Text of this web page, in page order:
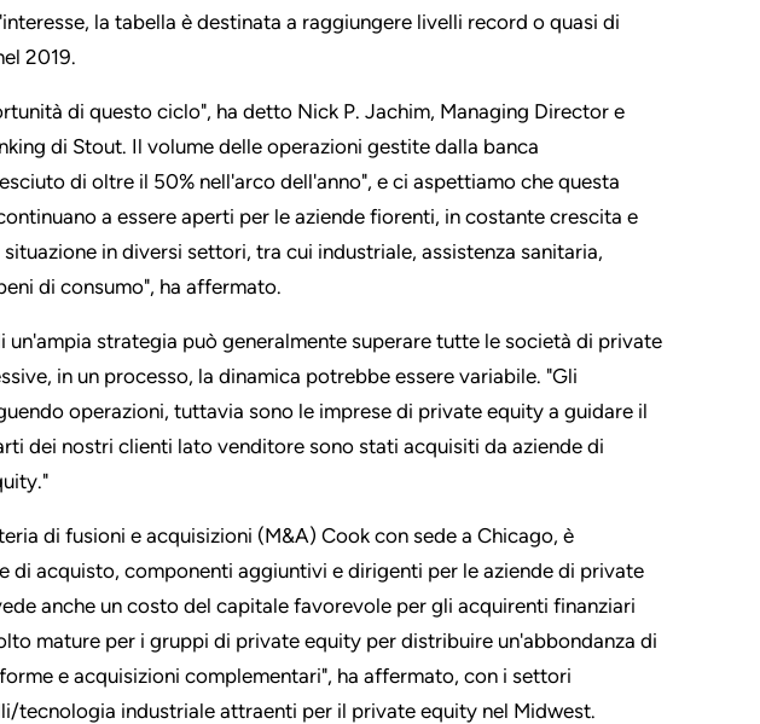
la tabella è destinata a raggiungere livelli record o quasi di
2019.
di questo ciclo", ha detto Nick P. Jachim, Managing Director e
di Stout. Il volume delle operazioni gestite dalla banca
di oltre il 50% nell'arco dell'anno", e ci aspettiamo che questa
a essere aperti per le aziende fiorenti, in costante crescita e
in diversi settori, tra cui industriale, assistenza sanitaria,
di consumo", ha affermato.
un'ampia strategia può generalmente superare tutte le società di private
in un processo, la dinamica potrebbe essere variabile. "Gli
operazioni, tuttavia sono le imprese di private equity a guidare il
dei nostri clienti lato venditore sono stati acquisiti da aziende di
di fusioni e acquisizioni (M&A) Cook con sede a Chicago, è
di acquisto, componenti aggiuntivi e dirigenti per le aziende di private
anche un costo del capitale favorevole per gli acquirenti finanziari
mature per i gruppi di private equity per distribuire un'abbondanza di
e acquisizioni complementari", ha affermato, con i settori
tecnologia industriale attraenti per il private equity nel Midwest.